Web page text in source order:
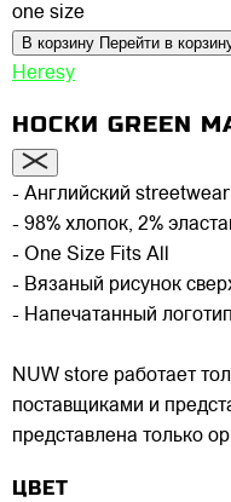
one size
В корзину Перейти в
Heresy
НОСКИ GREEN
- Английский
- 98% хлопок, 2%
- One Size Fits All
- Вязаный рисунок
- Напечатанный
NUW store работает
поставщиками и
представлена только
ЦВЕТ